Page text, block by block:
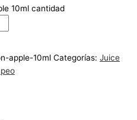
10ml cantidad
apple-10ml Categorías: Juice